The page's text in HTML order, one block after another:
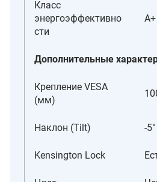
Класс
энергоэффективно
сти
A+
Дополнительные
Крепление VESA
(мм)
Наклон (Tilt) -
Kensington Lock